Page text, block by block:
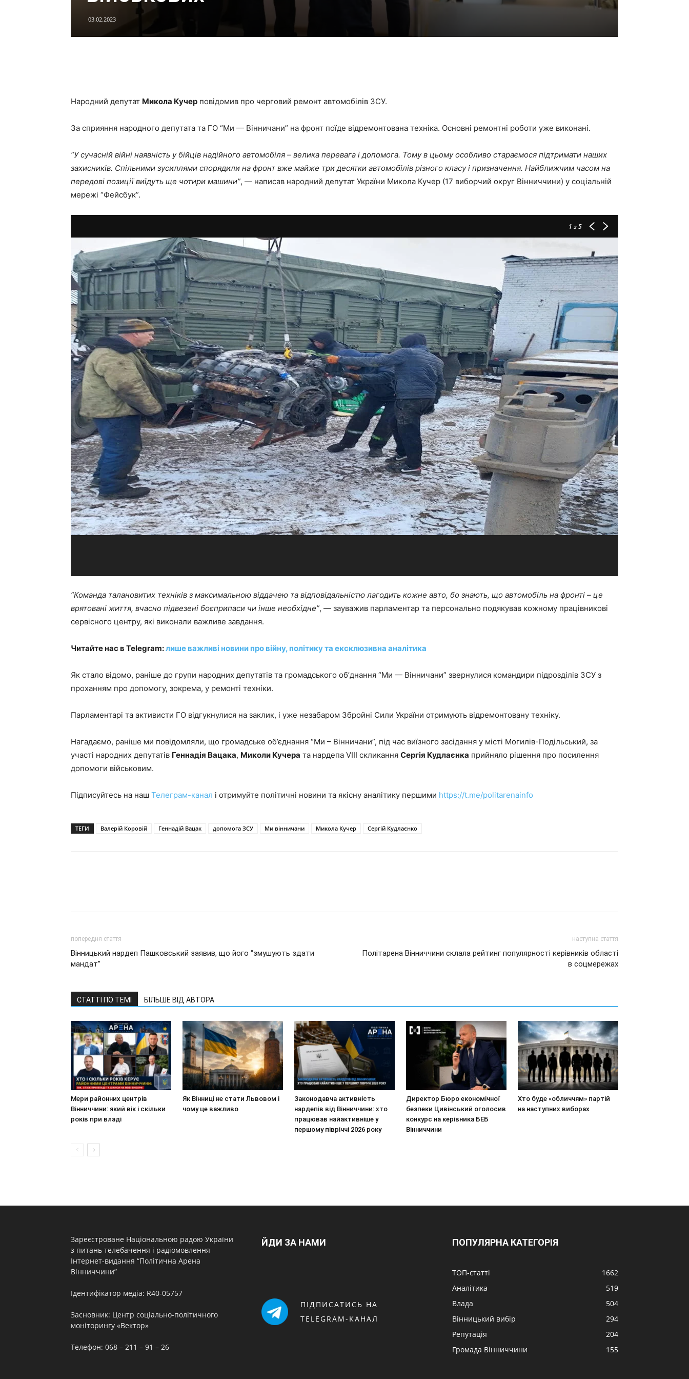
03.02.2023
Народний депутат Микола Кучер повідомив про черговий ремонт автомобілів ЗСУ.
За сприяння народного депутата та ГО “Ми — Вінничани” на фронт поїде відремонтована техніка. Основні ремонтні роботи уже виконані.
“У сучасній війні наявність у бійців надійного автомобіля – велика перевага і допомога. Тому в цьому особливо стараємося підтримати наших
захисників. Спільними зусиллями спорядили на фронт вже майже три десятки автомобілів різного класу і призначення. Найближчим часом на
передові позиції виїдуть ще чотири машини”, — написав народний депутат України Микола Кучер (17 виборчий округ Вінниччини) у соціальній
мережі “Фейсбук”.
1 з 5
“Команда талановитих техніків з максимальною віддачею та відповідальністю лагодить кожне авто, бо знають, що автомобіль на фронті – це
врятовані життя, вчасно підвезені боєприпаси чи інше необхідне”, — зауважив парламентар та персонально подякував кожному працівникові
сервісного центру, які виконали важливе завдання.
Читайте нас в Telegram:лише важливі новини про війну, політику та ексклюзивна аналітика
Як стало відомо, раніше до групи народних депутатів та громадського обʼднання “Ми — Вінничани” звернулися командири підрозділів ЗСУ з
проханням про допомогу, зокрема, у ремонті техніки.
Парламентарі та активисти ГО відгукнулися на заклик, і уже незабаром Збройні Сили України отримують відремонтовану техніку.
Нагадаємо, раніше ми повідомляли, що громадське об’єднання “Ми – Вінничани”, під час виїзного засідання у місті Могилів-Подільський, за
участі народних депутатів Геннадія Вацака, Миколи Кучера та нардепа VIII скликання Сергія Кудлаєнка прийняло рішення про посилення
допомоги військовим.
Підписуйтесь на наш Телеграм-канал і отримуйте політичні новини та якісну аналітику першими https://t.me/politarenainfo
ТЕГИ Валерій Коровій Геннадій Вацак допомога ЗСУ Ми вінничани Микола Кучер Сергій Кудлаєнко
попередня стаття
Вінницький нардеп Пашковський заявив, що його “змушують здати
мандат”
наступна стаття
Політарена Вінниччини склала рейтинг популярності керівників області
в соцмережах
СТАТТІ ПО ТЕМІ БІЛЬШЕ ВІД АВТОРА
Мери районних центрів
Вінниччини: який вік і скільки
років при владі
Як Вінниці не стати Львовом і
чому це важливо
Законодавча активність
нардепів від Вінниччини: хто
працював найактивніше у
першому півріччі 2026 року
Директор Бюро економічної
безпеки Цивінський оголосив
конкурс на керівника БЕБ
Вінниччини
Хто буде «обличчям» партій
на наступних виборах
Зареєстроване Національною радою України
з питань телебачення і радіомовлення
Інтернет-видання “Політична Арена
Вінниччини”
Ідентифікатор медіа: R40-05757
Засновник: Центр соціально-політичного
моніторингу «Вектор»
Телефон: 068 – 211 – 91 – 26
ЙДИ ЗА НАМИ
ПІДПИСАТИСЬ НА
TELEGRAM-КАНАЛ
ПОПУЛЯРНА КАТЕГОРІЯ
ТОП-статті
1662
Аналітика
519
Влада
504
Вінницький вибір
294
Репутація
204
Громада Вінниччини
155